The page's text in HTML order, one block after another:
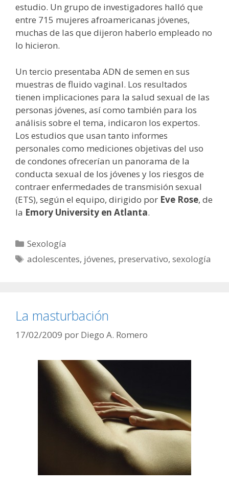
estudio. Un grupo de investigadores halló que
entre 715 mujeres afroamericanas jóvenes,
muchas de las que dijeron haberlo empleado no
lo hicieron.
Un tercio presentaba ADN de semen en sus
muestras de fluido vaginal. Los resultados
tienen implicaciones para la salud sexual de las
personas jóvenes, así como también para los
análisis sobre el tema, indicaron los expertos.
Los estudios que usan tanto informes
personales como mediciones objetivas del uso
de condones ofrecerían un panorama de la
conducta sexual de los jóvenes y los riesgos de
contraer enfermedades de transmisión sexual
(ETS), según el equipo, dirigido por Eve Rose, de
la Emory University en Atlanta.
Categorías
Sexología
Etiquetas
adolescentes, jóvenes, preservativo,sexología
La masturbación
17/02/2009 por Diego A. Romero